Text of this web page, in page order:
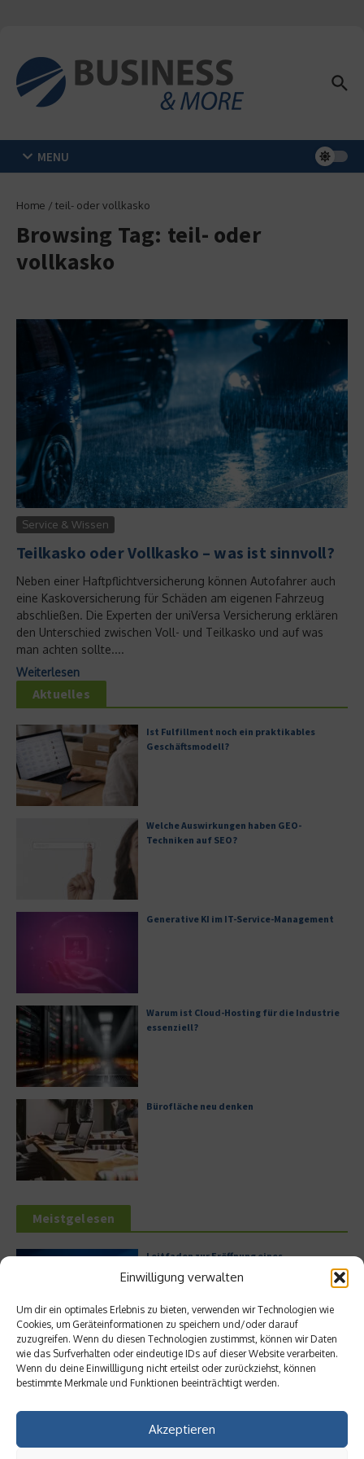
Einwilligung verwalten
Um dir ein optimales Erlebnis zu bieten, verwenden wir Technologien wie
Cookies, um Geräteinformationen zu speichern und/oder darauf
zuzugreifen. Wenn du diesen Technologien zustimmst, können wir Daten
wie das Surfverhalten oder eindeutige IDs auf dieser Website verarbeiten.
Wenn du deine Einwillligung nicht erteilst oder zurückziehst, können
bestimmte Merkmale und Funktionen beeinträchtigt werden.
Akzeptieren
MENU
Home / teil- oder vollkasko
Browsing Tag: teil- oder
vollkasko
Service & Wissen
Teilkasko oder Vollkasko – was ist sinnvoll?
Neben einer Haftpflichtversicherung können Autofahrer auch
eine Kaskoversicherung für Schäden am eigenen Fahrzeug
abschließen. Die Experten der uniVersa Versicherung erklären
den Unterschied zwischen Voll- und Teilkasko und auf was
man achten sollte....
Weiterlesen
Aktuelles
Ist Fulfillment noch ein praktikables
Geschäftsmodell?
Welche Auswirkungen haben GEO-
Techniken auf SEO?
Generative KI im IT-Service-Management
Warum ist Cloud-Hosting für die Industrie
essenziell?
Bürofläche neu denken
Meistgelesen
Leitfaden zur Eröffnung eines
Geschäftskontos für kleine Unternehmen
Hilton Worldwide: Eine Ikone der globalen
Hotellerie im Wandel der Zeit